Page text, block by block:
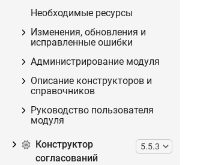
Необходимые ресурсы
Изменения, обновления и
исправленные ошибки
Администрирование модуля
Описание конструкторов и
справочников
Руководство пользователя
модуля
Конструктор
согласований
5.5.3